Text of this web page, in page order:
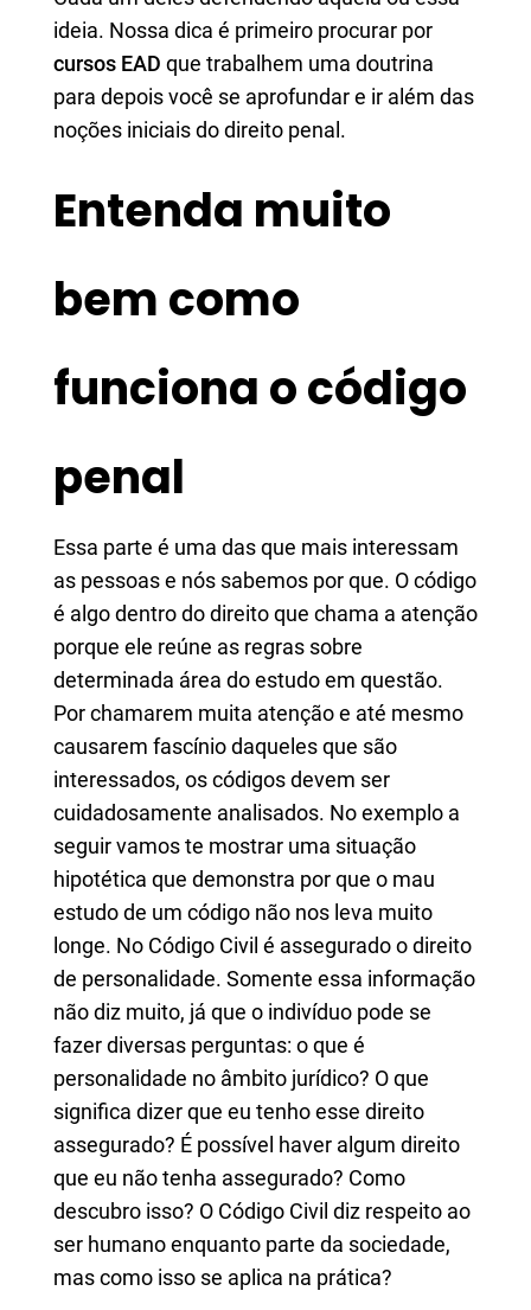
ideia. Nossa dica é primeiro procurar por
cursos EAD que trabalhem uma doutrina
para depois você se aprofundar e ir além das
noções iniciais do direito penal.
Entenda muito
bem como
funciona o código
penal
Essa parte é uma das que mais interessam
as pessoas e nós sabemos por que. O código
é algo dentro do direito que chama a atenção
porque ele reúne as regras sobre
determinada área do estudo em questão.
Por chamarem muita atenção e até mesmo
causarem fascínio daqueles que são
interessados, os códigos devem ser
cuidadosamente analisados. No exemplo a
seguir vamos te mostrar uma situação
hipotética que demonstra por que o mau
estudo de um código não nos leva muito
longe. No Código Civil é assegurado o direito
de personalidade. Somente essa informação
não diz muito, já que o indivíduo pode se
fazer diversas perguntas: o que é
personalidade no âmbito jurídico? O que
significa dizer que eu tenho esse direito
assegurado? É possível haver algum direito
que eu não tenha assegurado? Como
descubro isso? O Código Civil diz respeito ao
ser humano enquanto parte da sociedade,
mas como isso se aplica na prática?